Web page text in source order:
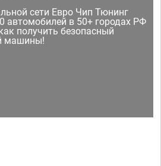
сети Евро Чип Тюнинг
автомобилей в 50+ городах РФ
получить безопасный
машины!